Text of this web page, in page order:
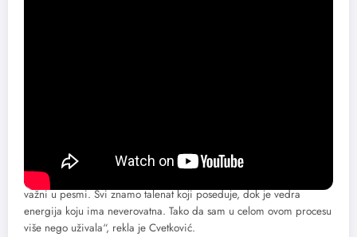
„Iskreno, jako je lepo videti na licu mesta Bajagu kako piše stihove,
koliko vodi računa o tekstu, kako sklapa rime i koliko su mu vokali
važni u pesmi. Svi znamo talenat koji poseduje, dok je vedra
energija koju ima neverovatna. Tako da sam u celom ovom procesu
više nego uživala“, rekla je Cvetković.